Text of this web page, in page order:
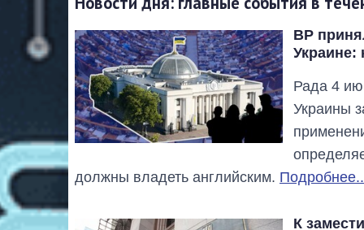
ВР
Украине:
Рада 4
Украины
должны владеть английским.
К